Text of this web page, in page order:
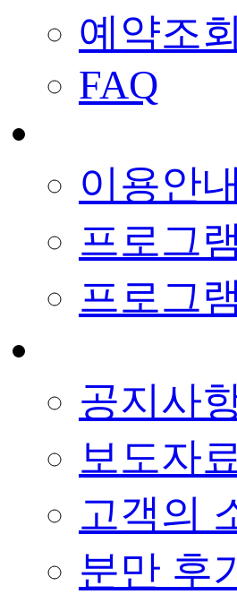
예약조회
FAQ
이용안내
프로그
프로그
공지사
보도자료
고객의
분만 후